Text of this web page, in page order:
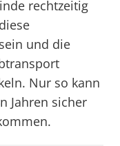
rechtzeitig
und die
Nur so kann
Jahren sicher